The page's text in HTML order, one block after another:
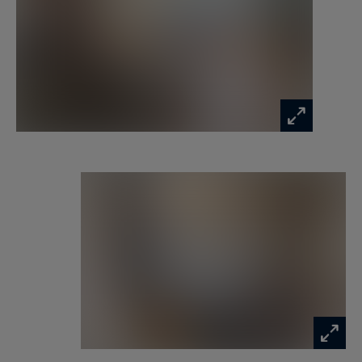
avec douche à l'italienne et WC. La véranda en
rez-de-jardin, actuellement en espace détente,
La rénovation est soignée, couverte par les